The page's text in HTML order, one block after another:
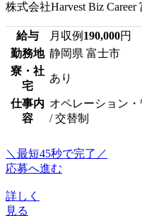
株式会社Harvest Biz
給与 月収例 190,000円
勤務地 静岡県 富士市
寮・社
宅
あり
仕事内
容
オペレーション
/ 交替制
＼最短45秒で完了／
応募へ進む
詳しく
見る